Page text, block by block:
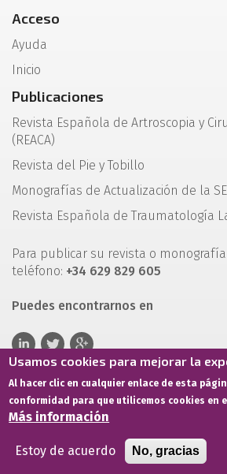
Acceso
Ayuda
Inicio
Publicaciones
Revista Española de Artroscopia y
(REACA)
Revista del Pie y Tobillo
Monografías de Actualización de la
Revista Española de Traumatología
Para publicar su revista o
teléfono: +34 629 829 605
Puedes encontrarnos en
Términos de servicio Política de privacidad
Usamos cookies para mejorar la
Al hacer clic en cualquier enlace de esta
conformidad para que utilicemos cookies en
Más información
Estoy de acuerdo No, gracias